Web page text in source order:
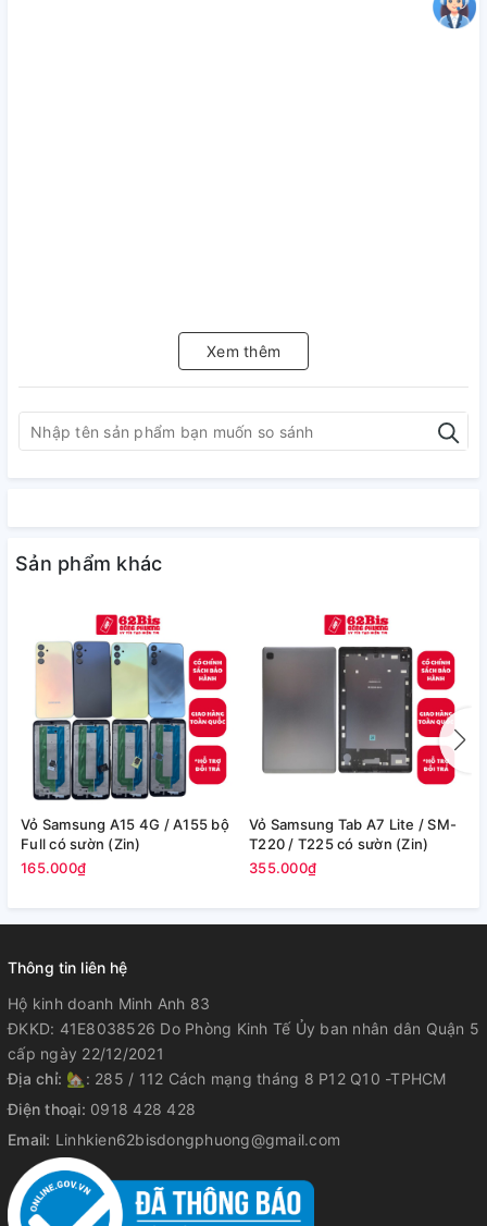
Xem thêm
Sản phẩm khác
Vỏ Samsung A15 4G / A155 bộ
Full có sườn (Zin)
165.000₫
Vỏ Samsung Tab A7 Lite / SM-
T220 / T225 có sườn (Zin)
355.000₫
Thông tin liên hệ
Hộ kinh doanh Minh Anh 83
ĐKKD: 41E8038526 Do Phòng Kinh Tế Ủy ban nhân dân Quận 5
cấp ngày 22/12/2021
Địa chỉ: 🏡: 285 / 112 Cách mạng tháng 8 P12 Q10 -TPHCM
Điện thoại: 0918 428 428
Email: Linhkien62bisdongphuong@gmail.com